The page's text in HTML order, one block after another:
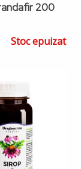
200
Stoc epuizat